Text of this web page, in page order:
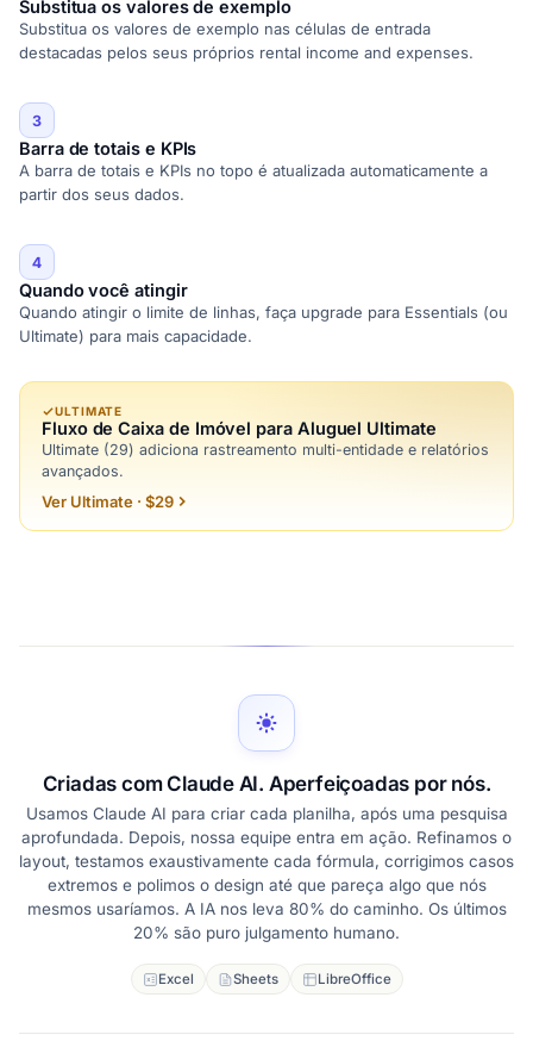
Substitua os valores de exemplo
Substitua os valores de exemplo nas células de entrada
destacadas pelos seus próprios rental income and expenses.
3
Barra de totais e KPIs
A barra de totais e KPIs no topo é atualizada automaticamente a
partir dos seus dados.
4
Quando você atingir
Quando atingir o limite de linhas, faça upgrade para Essentials (ou
Ultimate) para mais capacidade.
ULTIMATE
Fluxo de Caixa de Imóvel para Aluguel Ultimate
Ultimate (29) adiciona rastreamento multi-entidade e relatórios
avançados.
Ver Ultimate · $29
Criadas com Claude AI. Aperfeiçoadas por nós.
Usamos Claude AI para criar cada planilha, após uma pesquisa
aprofundada. Depois, nossa equipe entra em ação. Refinamos o
layout, testamos exaustivamente cada fórmula, corrigimos casos
extremos e polimos o design até que pareça algo que nós
mesmos usaríamos. A IA nos leva 80% do caminho. Os últimos
20% são puro julgamento humano.
Excel Sheets LibreOffice